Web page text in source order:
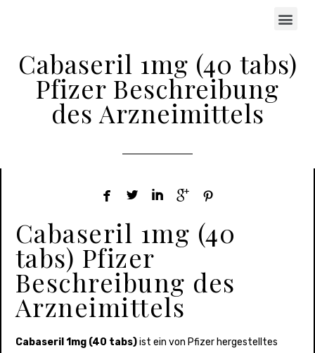
Cabaseril 1mg (40 tabs)
Pfizer Beschreibung
des Arzneimittels
    
Cabaseril 1mg (40
tabs) Pfizer
Beschreibung des
Arzneimittels
Cabaseril 1mg (40 tabs)ist ein von Pfizer hergestelltes